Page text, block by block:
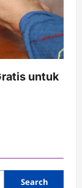
untuk
Search